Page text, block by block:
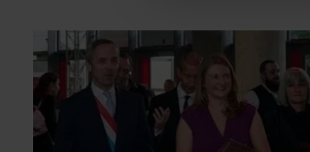
onze website blijft gebruiken.